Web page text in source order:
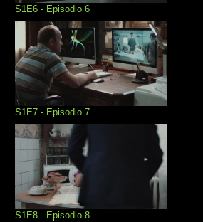
S1E6 - Episodio 6
S1E7 - Episodio 7
S1E8 - Episodio 8